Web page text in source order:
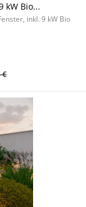
kW Bio...
inkl. 9 kW Bio
€